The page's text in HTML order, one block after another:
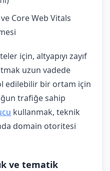
Core Web Vitals
için, altyapıyı zayıf
uzun vadede
edilebilir bir ortam için
trafiğe sahip
kullanmak, teknik
domain otoritesi
ve tematik